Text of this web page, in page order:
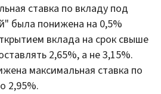
ставка по вкладу под
была понижена на 0,5%
вклада на срок свыше
2,65%, а не 3,15%.
максимальная ставка по
2,95%.